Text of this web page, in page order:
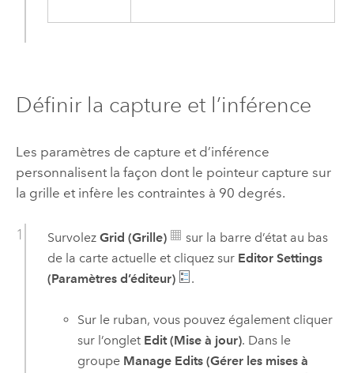
Définir la capture et l’inférence
Les paramètres de capture et d’inférence
personnalisent la façon dont le pointeur capture sur
la grille et infère les contraintes à 90 degrés.
Survolez Grid (Grille)
sur la barre d’état au bas
de la carte actuelle et cliquez sur Editor Settings
(Paramètres d’éditeur)
.
Sur le ruban, vous pouvez également cliquer
sur l’onglet Edit (Mise à jour). Dans le
groupe Manage Edits (Gérer les mises à